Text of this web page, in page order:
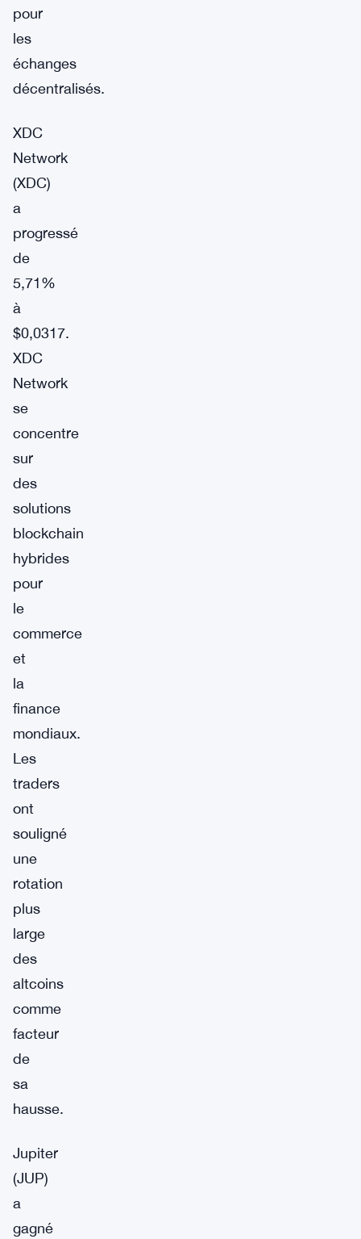
pour
les
échanges
décentralisés.
XDC
Network
(XDC)
a
progressé
de
5,71%
à
$0,0317.
XDC
Network
se
concentre
sur
des
solutions
blockchain
hybrides
pour
le
commerce
et
la
finance
mondiaux.
Les
traders
ont
souligné
une
rotation
plus
large
des
altcoins
comme
facteur
de
sa
hausse.
Jupiter
(JUP)
a
gagné